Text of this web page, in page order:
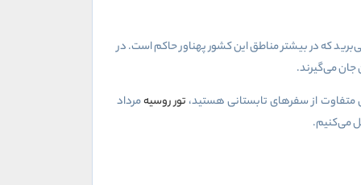
که در بیشتر مناطق این کشور پهناور حاکم است. در
جان می‌گیرند.
متفاوت از سفرهای تابستانی هستید، تور روسیهمرداد
می‌کنیم.